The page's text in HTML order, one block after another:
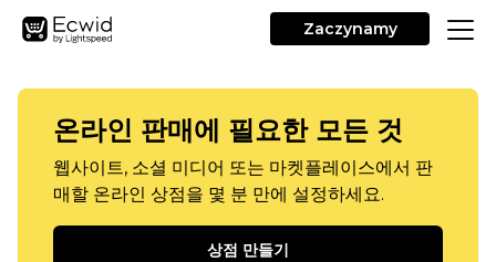
Zaczynamy
온라인 판매에 필요한 모든 것
웹사이트, 소셜 미디어 또는 마켓플레이스에서 판
매할 온라인 상점을 몇 분 만에 설정하세요.
상점 만들기